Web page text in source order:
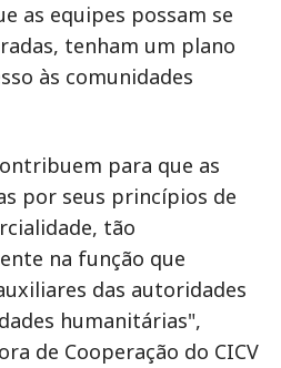
as equipes possam se
tenham um plano
às comunidades
para que as
por seus princípios de
tão
na função que
das autoridades
humanitárias",
de Cooperação do CICV